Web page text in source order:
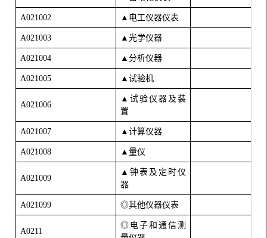
A021002 ▲电工仪器仪表
A021003 ▲光学仪器
A021004 ▲分析仪器
A021005 ▲试验机
A021006
▲试验仪器及装
置
A021007 ▲计算仪器
A021008 ▲量仪
A021009
▲钟表及定时仪
器
A021099 ◎其他仪器仪表
A0211
◎电子和通信测